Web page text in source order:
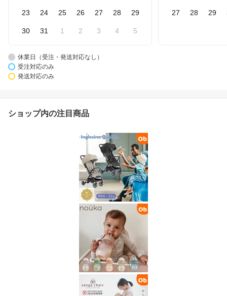
23 24 25 26 27 28 29
30 31 1 2 3 4 5
27 28 29
休業日（受注・発送対応なし）
受注対応のみ
発送対応のみ
ショップ内の注目商品